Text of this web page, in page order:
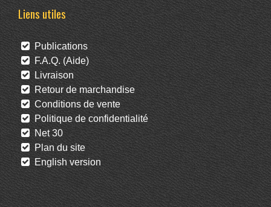
Liens utiles
Publications
F.A.Q. (Aide)
Livraison
Retour de marchandise
Conditions de vente
Politique de confidentialité
Net 30
Plan du site
English version